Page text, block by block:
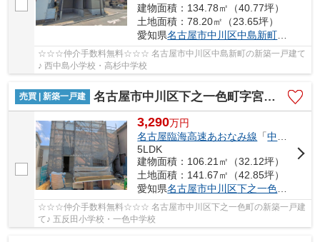
建物面積：134.78㎡（40.77坪）
土地面積：78.20㎡（23.65坪）
愛知県名古屋市中川区中島新町
☆☆☆仲介手数料無料☆☆☆ 名古屋市中川区中島新町の新築一戸建て
♪ 西中島小学校・高杉中学校
売買 | 新築一戸建 名古屋市中川区下之一色町字宮分168【仲介手数料無料】新築一戸建て 1号棟
3,290万円
名古屋臨海高速あおなみ線 「中島
5LDK
建物面積：106.21㎡（32.12坪）
土地面積：141.67㎡（42.85坪）
愛知県名古屋市中川区下之一色町
☆☆☆仲介手数料無料☆☆☆ 名古屋市中川区下之一色町の新築一戸建
て♪ 五反田小学校・一色中学校